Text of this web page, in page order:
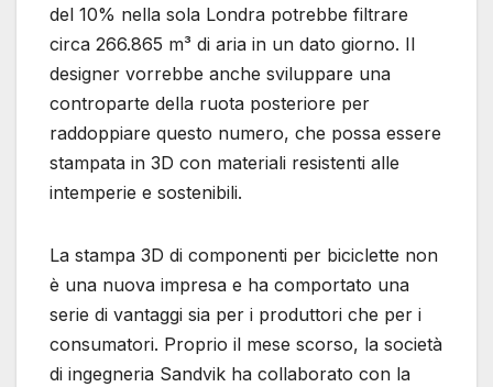
del 10% nella sola Londra potrebbe filtrare
circa 266.865 m³ di aria in un dato giorno. Il
designer vorrebbe anche sviluppare una
controparte della ruota posteriore per
raddoppiare questo numero, che possa essere
stampata in 3D con materiali resistenti alle
intemperie e sostenibili.
La stampa 3D di componenti per biciclette non
è una nuova impresa e ha comportato una
serie di vantaggi sia per i produttori che per i
consumatori. Proprio il mese scorso, la società
di ingegneria Sandvik ha collaborato con la